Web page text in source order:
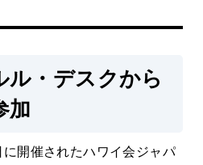
ワイ会ジャパン
ル・デスクから
加
開催されたハワイ会ジャパ